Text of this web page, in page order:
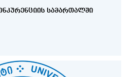
ᲡᲐᲛᲐᲠᲗᲐᲚᲨᲘ